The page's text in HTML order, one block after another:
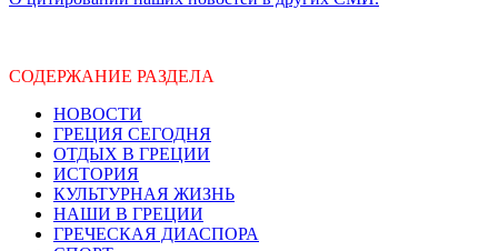
СОДЕРЖАНИЕ РАЗДЕЛА
НОВОСТИ
ГРЕЦИЯ СЕГОДНЯ
ОТДЫХ В ГРЕЦИИ
ИСТОРИЯ
КУЛЬТУРНАЯ ЖИЗНЬ
НАШИ В ГРЕЦИИ
ГРЕЧЕСКАЯ ДИАСПОРА